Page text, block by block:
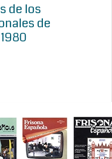
de los
de